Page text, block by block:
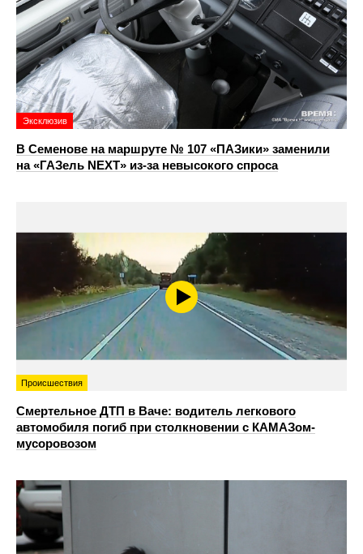
Эксклюзив
В Семенове на маршруте № 107 «ПАЗики» заменили
на «ГАЗель NEXT» из‑за невысокого спроса
Происшествия
Смертельное ДТП в Ваче: водитель легкового
автомобиля погиб при столкновении с КАМАЗом-
мусоровозом